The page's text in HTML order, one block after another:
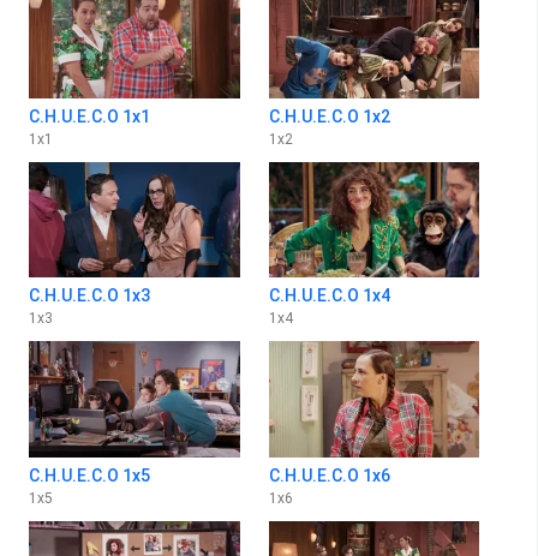
C.H.U.E.C.O 1x1
1 x1
C.H.U.E.C.O 1x2
1 x2
C.H.U.E.C.O 1x3
1 x3
C.H.U.E.C.O 1x4
1 x4
C.H.U.E.C.O 1x5
1 x5
C.H.U.E.C.O 1x6
1 x6